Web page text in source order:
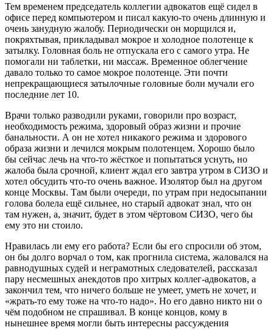
Тем временем председатель коллегии адвокатов ещё сидел в
офисе перед компьютером и писал какую-то очень длинную и
очень занудную жалобу. Периодически он морщился и,
покряхтывая, прикладывал мокрое и холодное полотенце к
затылку. Головная боль не отпускала его с самого утра. Не
помогали ни таблетки, ни массаж. Временное облегчение
давало только то самое мокрое полотенце. Эти почти
непрекращающиеся затылочные головные боли мучали его
последние лет 10.
Врачи только разводили руками, говорили про возраст,
необходимость режима, здоровый образ жизни и прочие
банальности. А он не хотел никакого режима и здорового
образа жизни и лечился мокрым полотенцем. Хорошо было
бы сейчас лечь на что-то жёсткое и попытаться уснуть, но
жалоба была срочной, клиент ждал его завтра утром в СИЗО и
хотел обсудить что-то очень важное. Изолятор был на другом
конце Москвы. Там были очереди, по утрам при недосыпании
голова болела ещё сильнее, но старый адвокат знал, что он
там нужен, а, значит, будет в этом чёртовом СИЗО, чего бы
ему это ни стоило.
Нравилась ли ему его работа? Если бы его спросили об этом,
он бы долго ворчал о том, как прогнила система, жаловался на
равнодушных судей и неграмотных следователей, рассказал
пару несмешных анекдотов про хитрых коллег-адвокатов, а
закончил тем, что ничего больше не умеет, уметь не хочет, и
«жрать-то ему тоже на что-то надо». Но его давно никто ни о
чём подобном не спрашивал. В конце концов, кому в
нынешнее время могли быть интересны рассуждения